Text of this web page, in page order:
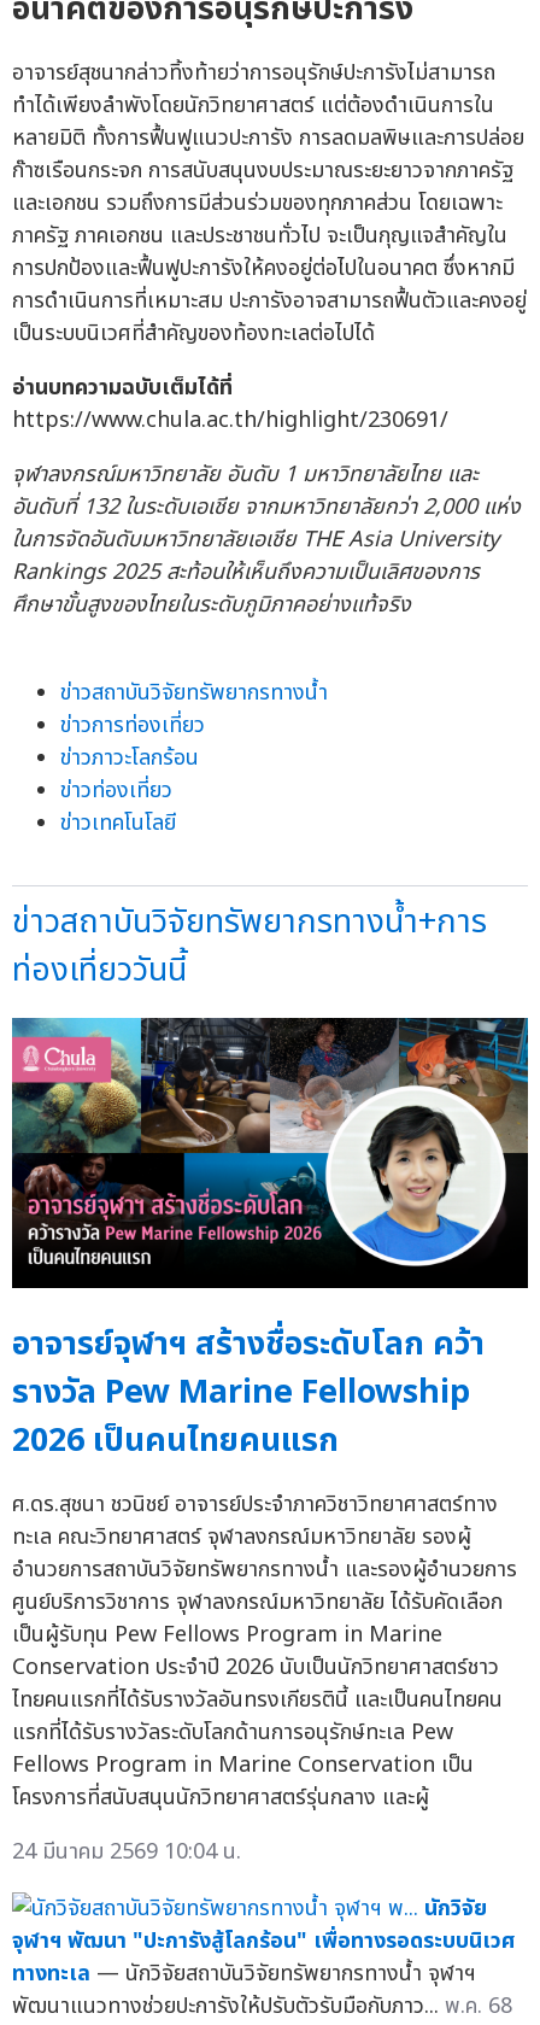
อาจารย์สุชนากล่าวทิ้งท้ายว่าการอนุรักษ์ปะการังไม่สามารถ
ทำได้เพียงลำพังโดยนักวิทยาศาสตร์ แต่ต้องดำเนินการใน
หลายมิติ ทั้งการฟื้นฟูแนวปะการัง การลดมลพิษและการปล่อย
ก๊าซเรือนกระจก การสนับสนุนงบประมาณระยะยาวจากภาครัฐ
และเอกชน รวมถึงการมีส่วนร่วมของทุกภาคส่วน โดยเฉพาะ
ภาครัฐ ภาคเอกชน และประชาชนทั่วไป จะเป็นกุญแจสำคัญใน
การปกป้องและฟื้นฟูปะการังให้คงอยู่ต่อไปในอนาคต ซึ่งหากมี
การดำเนินการที่เหมาะสม ปะการังอาจสามารถฟื้นตัวและคงอยู่
เป็นระบบนิเวศที่สำคัญของท้องทะเลต่อไปได้
อ่านบทความฉบับเต็มได้ที่
https://www.chula.ac.th/highlight/230691/
จุฬาลงกรณ์มหาวิทยาลัย อันดับ 1 มหาวิทยาลัยไทย และ
อันดับที่ 132ในระดับเอเชีย จากมหาวิทยาลัยกว่า2,000แห่ง
ในการจัดอันดับมหาวิทยาลัยเอเชีย THE Asia University
Rankings 2025สะท้อนให้เห็นถึงความเป็นเลิศของการ
ศึกษาขั้นสูงของไทยในระดับภูมิภาคอย่างแท้จริง
ข่าวสถาบันวิจัยทรัพยากรทางน้ำ
ข่าวการท่องเที่ยว
ข่าวภาวะโลกร้อน
ข่าวท่องเที่ยว
ข่าวเทคโนโลยี
ข่าวสถาบันวิจัยทรัพยากรทางน้ำ+การ
ท่องเที่ยววันนี้
อาจารย์จุฬาฯ สร้างชื่อระดับโลก คว้า
รางวัล Pew Marine Fellowship
2026 เป็นคนไทยคนแรก
ศ.ดร.สุชนา ชวนิชย์ อาจารย์ประจำภาควิชาวิทยาศาสตร์ทาง
ทะเล คณะวิทยาศาสตร์ จุฬาลงกรณ์มหาวิทยาลัย รองผู้
อำนวยการสถาบันวิจัยทรัพยากรทางน้ำ และรองผู้อำนวยการ
ศูนย์บริการวิชาการ จุฬาลงกรณ์มหาวิทยาลัย ได้รับคัดเลือก
เป็นผู้รับทุน Pew Fellows Program in Marine
Conservation ประจำปี 2026 นับเป็นนักวิทยาศาสตร์ชาว
ไทยคนแรกที่ได้รับรางวัลอันทรงเกียรตินี้ และเป็นคนไทยคน
แรกที่ได้รับรางวัลระดับโลกด้านการอนุรักษ์ทะเล Pew
Fellows Program in Marine Conservation เป็น
โครงการที่สนับสนุนนักวิทยาศาสตร์รุ่นกลาง และผู้
24 มีนาคม 2569 10:04 น.
นักวิจัย
จุฬาฯ พัฒนา "ปะการังสู้โลกร้อน" เพื่อทางรอดระบบนิเวศ
ทางทะเล — นักวิจัยสถาบันวิจัยทรัพยากรทางน้ำ จุฬาฯ
พัฒนาแนวทางช่วยปะการังให้ปรับตัวรับมือกับภาว... พ.ค. 68